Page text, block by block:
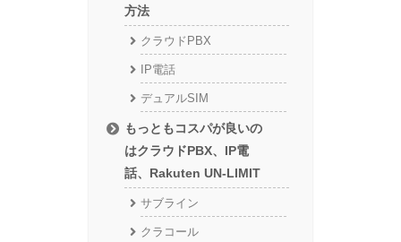
方法
クラウドPBX
IP電話
デュアルSIM
もっともコスパが良いの
はクラウドPBX、IP電
話、Rakuten UN-LIMIT
サブライン
クラコール